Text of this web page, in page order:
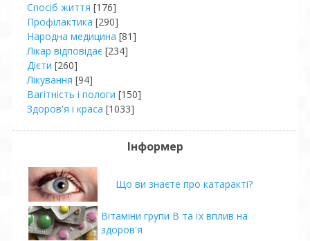
Спосіб життя [176]
Профілактика [290]
Народна медицина [81]
Лікар відповідає [234]
Дієти [260]
Лікування [94]
Вагітність і пологи [150]
Здоров'я і краса [1033]
Інформер
Що ви знаєте про катаракті?
Вітаміни групи В та їх вплив на
здоров'я